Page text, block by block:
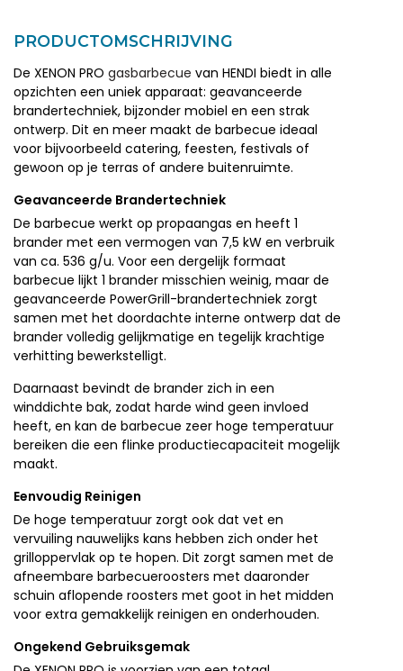
PRODUCTOMSCHRIJVING
De XENON PRO gasbarbecue van HENDI biedt in alle
opzichten een uniek apparaat: geavanceerde
brandertechniek, bijzonder mobiel en een strak
ontwerp. Dit en meer maakt de barbecue ideaal
voor bijvoorbeeld catering, feesten, festivals of
gewoon op je terras of andere buitenruimte.
Geavanceerde Brandertechniek
De barbecue werkt op propaangas en heeft 1
brander met een vermogen van 7,5 kW en verbruik
van ca. 536 g/u. Voor een dergelijk formaat
barbecue lijkt 1 brander misschien weinig, maar de
geavanceerde PowerGrill-brandertechniek zorgt
samen met het doordachte interne ontwerp dat de
brander volledig gelijkmatige en tegelijk krachtige
verhitting bewerkstelligt.
Daarnaast bevindt de brander zich in een
winddichte bak, zodat harde wind geen invloed
heeft, en kan de barbecue zeer hoge temperatuur
bereiken die een flinke productiecapaciteit mogelijk
maakt.
Eenvoudig Reinigen
De hoge temperatuur zorgt ook dat vet en
vervuiling nauwelijks kans hebben zich onder het
grilloppervlak op te hopen. Dit zorgt samen met de
afneembare barbecueroosters met daaronder
schuin aflopende roosters met goot in het midden
voor extra gemakkelijk reinigen en onderhouden.
Ongekend Gebruiksgemak